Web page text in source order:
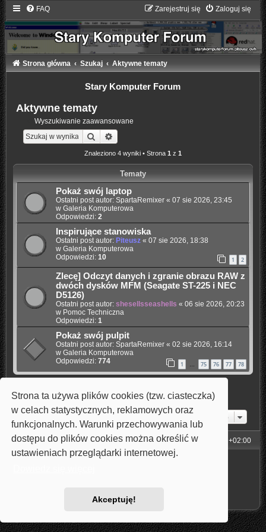
Strona ta używa plików cookies (tzw. ciasteczka)
w celach statystycznych, reklamowych oraz
funkcjonalnych. Warunki przechowywania lub
dostępu do plików cookies można określić w
ustawieniach przeglądarki internetowej.
Akceptuję!
FAQ Zaloguj się
Zarejestruj się
Strona główna Szukaj Aktywne tematy
Stary Komputer Forum
Aktywne tematy
Wyszukiwanie zaawansowane
Szukaj
Znaleziono 4 wyniki • Strona 1 z 1
Tematy
Pokaż swój laptop
Ostatni post autor: SpartaRemixer« 07 sie 2026, 23:45
w Galeria Komputerowa
Odpowiedzi: 2
Inspirujące stanowiska
Ostatni post autor: Piteusz« 07 sie 2026, 18:38
w Galeria Komputerowa
Odpowiedzi: 10 1 2
Zlecę] Odczyt danych i zgranie obrazu RAW z
dwóch dysków MFM (Seagate ST-225 i NEC
D5126)
Ostatni post autor: shesellsseashells « 06 sie 2026, 20:23
w Pomoc Techniczna
Odpowiedzi: 1
Pokaż swój pulpit
Ostatni post autor: SpartaRemixer« 02 sie 2026, 16:14
w Galeria Komputerowa
Odpowiedzi: 774 1 … 75 76 77 78
Znaleziono 4 wyniki • Strona 1z1
Przejdź do
Strona główna Strefa czasowa UTC+02:00
phpBB